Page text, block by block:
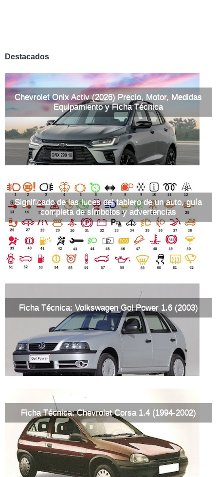
Destacados
Chevrolet Onix Activ (2026) Precio, Motor, Medidas
Equipamiento y Ficha Técnica
Significado de las luces del tablero de un auto, guía
completa de símbolos y advertencias
Ficha Técnica: Volkswagen Gol Power 1.6 (2003)
Ficha Técnica: Chevrolet Corsa 1.4 (1994-2002)